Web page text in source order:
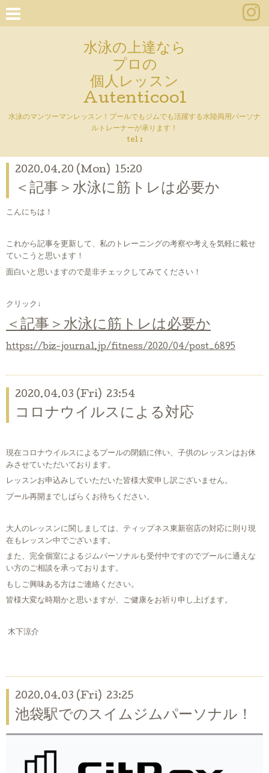
水泳の上達なら
プロの
個人レッスン
Autenticool
水泳のマンツーマンレッスン！プールでもジムでも活躍する水陸両用パーソナ
ルトレーナーが承ります！
tel :
2020.04.20 (Mon) 15:20
＜記事＞水泳に筋トレは必要か
こんにちは！
これから記事を更新して、私のトレーニングの考察や考えを気軽に載せ
ていこうと思います！
面白いと思いますので是非チェックしてみてください！
クリック↓
＜記事＞水泳に筋トレは必要か
https://biz-journal.jp/fitness/2020/04/post_6895
2020.04.03 (Fri) 23:54
コロナウイルスによる対応
現在コロナウイルスによるプールの閉鎖に伴い、子供のレッスンはお休
みさせていただいております。
レッスンお申込みしていただいた皆様大変申し訳ございません。
プール再開までしばらくお待ちください。
大人のレッスンに関しましては、ティップネス東新宿店の対応に則り現
在もレッスン中でございます。
また、完全個室によるジムパーソナルも受付中ですのでプールに通えな
い方のご相談を承っております。
もしご興味ある方はご連絡ください。
皆様大変な時期かと思いますが、ご健康をお祈り申し上げます。
木下涼介
2020.04.03 (Fri) 23:25
池袋駅でのスイムジムパーソナル！